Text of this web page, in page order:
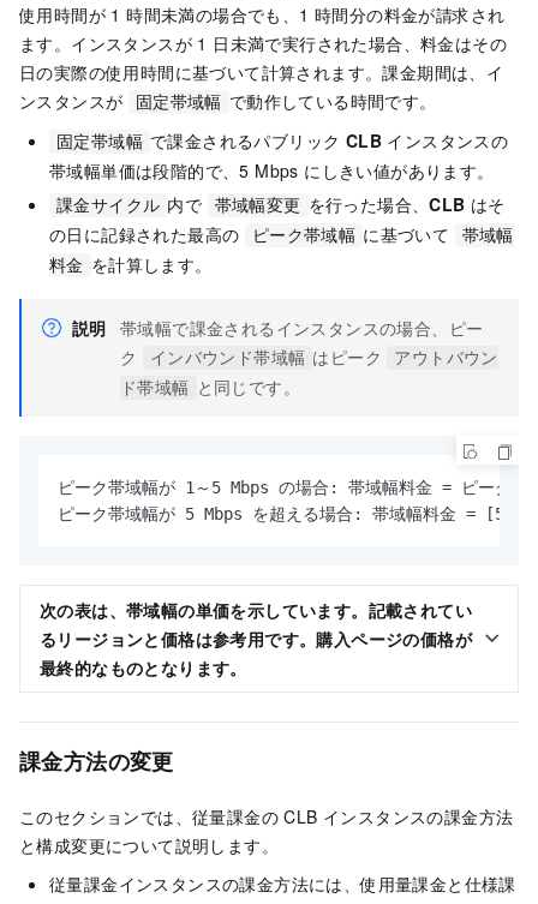
使用時間が 1 時間未満の場合でも、1 時間分の料金が請求され
ます。インスタンスが 1 日未満で実行された場合、料金はその
日の実際の使用時間に基づいて計算されます。課金期間は、イ
ンスタンスが
固定帯域幅 で動作している時間です。
固定帯域幅 で課金されるパブリック CLB インスタンスの
帯域幅単価は段階的で、5 Mbps にしきい値があります。
課金サイクル 内で 帯域幅変更 を行った場合、CLB はそ
の日に記録された最高の
ピーク帯域幅 に基づいて
帯域幅
料金 を計算します。
説明 帯域幅で課金されるインスタンスの場合、ピー
ク
インバウンド帯域幅 はピーク
アウトバウン
ド帯域幅
と同じです。
ピーク帯域幅が 1～5 Mbps の場合: 帯域幅料金 = ピーク
ピーク帯域幅が 5 Mbps を超える場合: 帯域幅料金 =
次の表は、帯域幅の単価を示しています。記載されてい
るリージョンと価格は参考用です。購入ページの価格が
最終的なものとなります。
課金方法の変更
このセクションでは、従量課金の CLB インスタンスの課金方法
と構成変更について説明します。
従量課金インスタンスの課金方法には、使用量課金と仕様課